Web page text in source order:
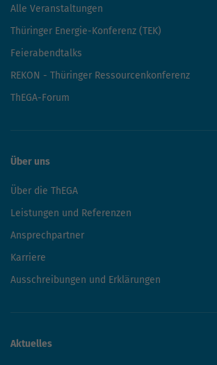
Alle Veranstaltungen
Thüringer Energie-Konferenz (TEK)
Feierabendtalks
REKON - Thüringer Ressourcenkonferenz
ThEGA-Forum
Über uns
Über die ThEGA
Leistungen und Referenzen
Ansprechpartner
Karriere
Ausschreibungen und Erklärungen
Aktuelles